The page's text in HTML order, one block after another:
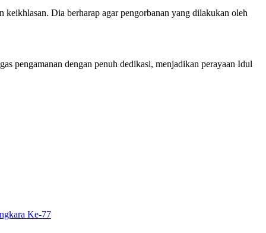
Dia berharap agar pengorbanan yang dilakukan oleh
pengamanan dengan penuh dedikasi, menjadikan perayaan Idul
Ke-77